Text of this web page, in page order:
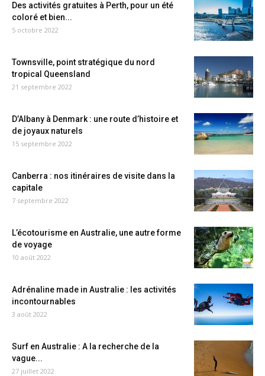
Des activités gratuites à Perth, pour un été
coloré et bien...
5 octobre 2022
Townsville, point stratégique du nord
tropical Queensland
21 septembre 2022
D’Albany à Denmark : une route d’histoire et
de joyaux naturels
15 septembre 2022
Canberra : nos itinéraires de visite dans la
capitale
7 septembre 2022
L’écotourisme en Australie, une autre forme
de voyage
10 août 2022
Adrénaline made in Australie : les activités
incontournables
3 août 2022
Surf en Australie : A la recherche de la
vague...
27 juillet 2022